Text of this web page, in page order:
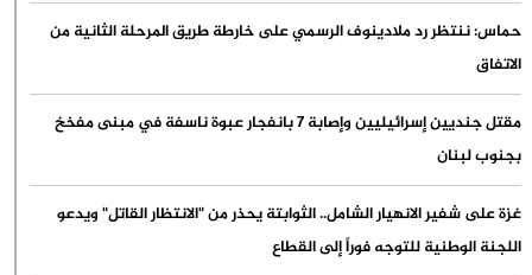
حماس: ننتظر رد ملادينوف الرسمي على خارطة طريق المرحلة الثانية من
الاتفاق
مقتل جنديين إسرائيليين وإصابة 7 بانفجار عبوة ناسفة في مبنى مفخخ
بجنوب لبنان
غزة على شفير الانهيار الشامل.. الثوابتة يحذر من "الانتظار القاتل" ويدعو
اللجنة الوطنية للتوجه فوراً إلى القطاع